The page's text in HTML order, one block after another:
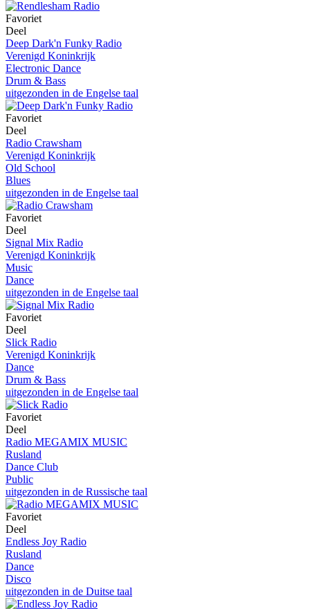
Favoriet
Deel
Deep Dark'n Funky Radio
Verenigd Koninkrijk
Electronic Dance
Drum & Bass
uitgezonden in de Engelse taal
Favoriet
Deel
Radio Crawsham
Verenigd Koninkrijk
Old School
Blues
uitgezonden in de Engelse taal
Favoriet
Deel
Signal Mix Radio
Verenigd Koninkrijk
Music
Dance
uitgezonden in de Engelse taal
Favoriet
Deel
Slick Radio
Verenigd Koninkrijk
Dance
Drum & Bass
uitgezonden in de Engelse taal
Favoriet
Deel
Radio MEGAMIX MUSIC
Rusland
Dance Club
Public
uitgezonden in de Russische taal
Favoriet
Deel
Endless Joy Radio
Rusland
Dance
Disco
uitgezonden in de Duitse taal